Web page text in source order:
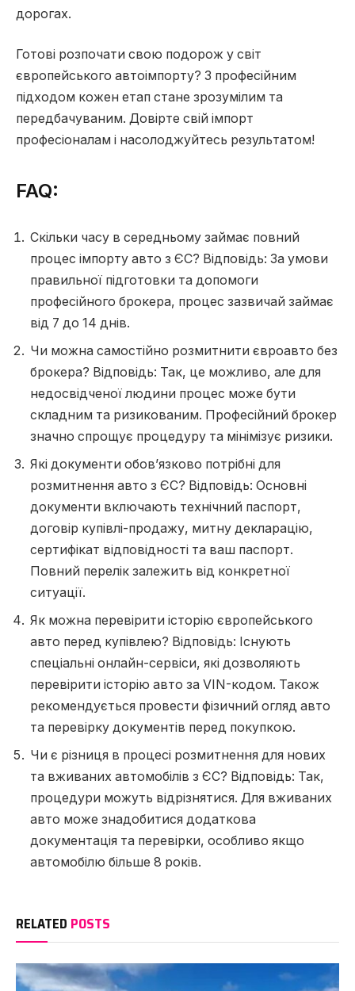
дорогах.
Готові розпочати свою подорож у світ
європейського автоімпорту? З професійним
підходом кожен етап стане зрозумілим та
передбачуваним. Довірте свій імпорт
професіоналам і насолоджуйтесь результатом!
FAQ:
Скільки часу в середньому займає повний
процес імпорту авто з ЄС? Відповідь: За умови
правильної підготовки та допомоги
професійного брокера, процес зазвичай займає
від 7 до 14 днів.
Чи можна самостійно розмитнити євроавто без
брокера? Відповідь: Так, це можливо, але для
недосвідченої людини процес може бути
складним та ризикованим. Професійний брокер
значно спрощує процедуру та мінімізує ризики.
Які документи обов’язково потрібні для
розмитнення авто з ЄС? Відповідь: Основні
документи включають технічний паспорт,
договір купівлі-продажу, митну декларацію,
сертифікат відповідності та ваш паспорт.
Повний перелік залежить від конкретної
ситуації.
Як можна перевірити історію європейського
авто перед купівлею? Відповідь: Існують
спеціальні онлайн-сервіси, які дозволяють
перевірити історію авто за VIN-кодом. Також
рекомендується провести фізичний огляд авто
та перевірку документів перед покупкою.
Чи є різниця в процесі розмитнення для нових
та вживаних автомобілів з ЄС? Відповідь: Так,
процедури можуть відрізнятися. Для вживаних
авто може знадобитися додаткова
документація та перевірки, особливо якщо
автомобілю більше 8 років.
RELATED POSTS